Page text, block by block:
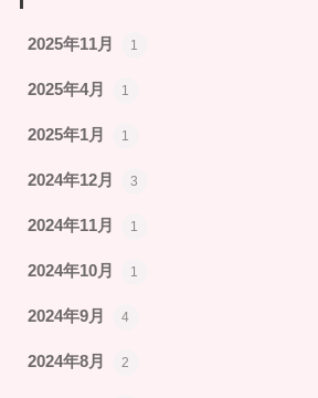
2025年11月 1
2025年4月 1
2025年1月 1
2024年12月 3
2024年11月 1
2024年10月 1
2024年9月 4
2024年8月 2